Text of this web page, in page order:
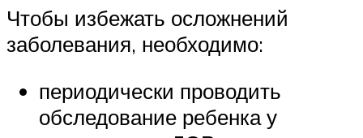
Чтобы избежать осложнений
заболевания, необходимо:
периодически проводить
обследование ребенка у